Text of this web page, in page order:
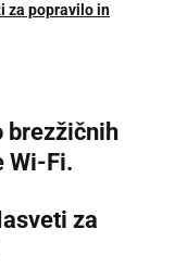
za popravilo in
brezžičnih
Wi-Fi.
za